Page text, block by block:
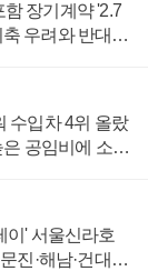
장기계약 '2.7
우려와 반대
수입차 4위 올랐
공임비에 소비
이' 서울신라호
진·해남·건대로